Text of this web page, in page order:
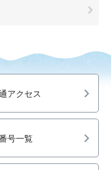
アクセス
号一覧